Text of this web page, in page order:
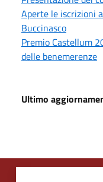
Aperte le iscrizioni
Buccinasco
Premio Castellum
delle benemerenze
Ultimo